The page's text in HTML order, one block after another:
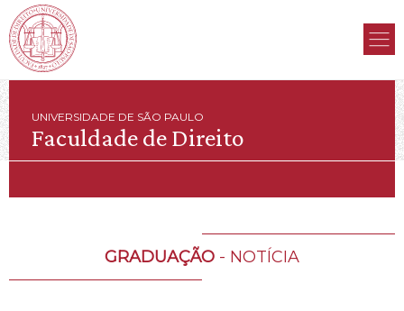
UNIVERSIDADE DE SÃO PAULO
Faculdade de Direito
GRADUAÇÃO - NOTÍCIA